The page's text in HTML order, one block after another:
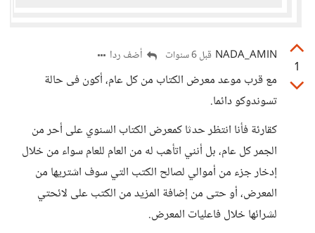
1
NADA_AMIN قبل 6 سنوات أضف ردا
مع قرب موعد معرض الكتاب من كل عام، أكون فى حالة
تسوندوكو دائما.
كقارئة فأنا انتظر حدثا كمعرض الكتاب السنوي على أحر من
الجمر كل عام، بل أنني اتأهب له من العام للعام سواء من خلال
إدخار جزء من أموالي لصالح الكتب التي سوف اشتريها من
المعرض، أو حتى من إضافة المزيد من الكتب على لائحتي
لشرائها خلال فاعليات المعرض.